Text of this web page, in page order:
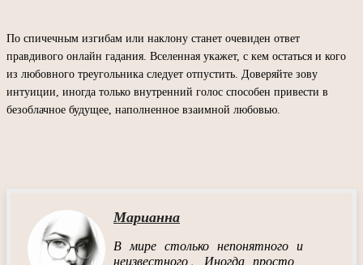
По спичечным изгибам или наклону станет очевиден ответ
правдивого онлайн гадания. Вселенная укажет, с кем остаться и кого
из любовного треугольника следует отпустить. Доверяйте зову
интуиции, иногда только внутренний голос способен привести в
безоблачное будущее, наполненное взаимной любовью.
Марианна
В мире столько непонятного и
неизвестного. Иногда просто